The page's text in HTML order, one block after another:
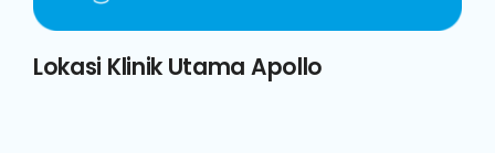
Lokasi Klinik Utama Apollo